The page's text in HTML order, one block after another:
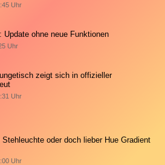
Uhr
Update ohne neue Funktionen
Uhr
zeigt sich in offizieller
Uhr
oder doch lieber Hue Gradient
Uhr